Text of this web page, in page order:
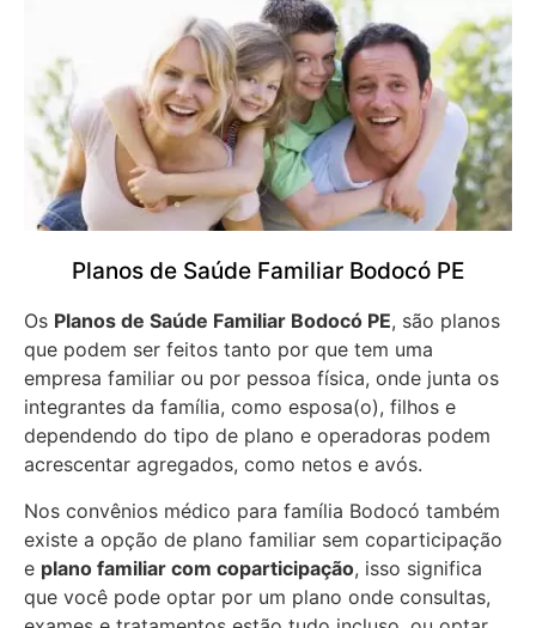
Planos de Saúde Familiar Bodocó PE
Os Planos de Saúde Familiar Bodocó PE, são planos
que podem ser feitos tanto por que tem uma
empresa familiar ou por pessoa física, onde junta os
integrantes da família, como esposa(o), filhos e
dependendo do tipo de plano e operadoras podem
acrescentar agregados, como netos e avós.
Nos convênios médico para família Bodocó também
existe a opção de plano familiar sem coparticipação
e plano familiar com coparticipação, isso significa
que você pode optar por um plano onde consultas,